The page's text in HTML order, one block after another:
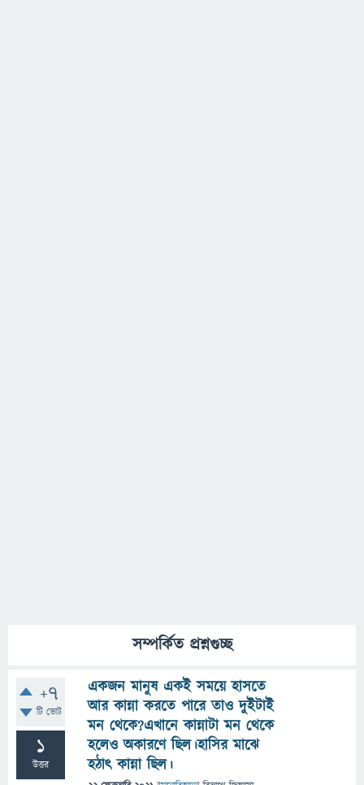
সম্পর্কিত প্রশ্নগুচ্ছ
+7
টি ভোট
1
উত্তর
একজন মানুষ একই সময়ে হাসতে
আর কান্না করতে পারে তাও দুইটাই
মন থেকে?এখানে কান্নাটা মন থেকে
হলেও অকারণে ছিল।হাসির মাঝে
হঠাৎ কান্না ছিল।